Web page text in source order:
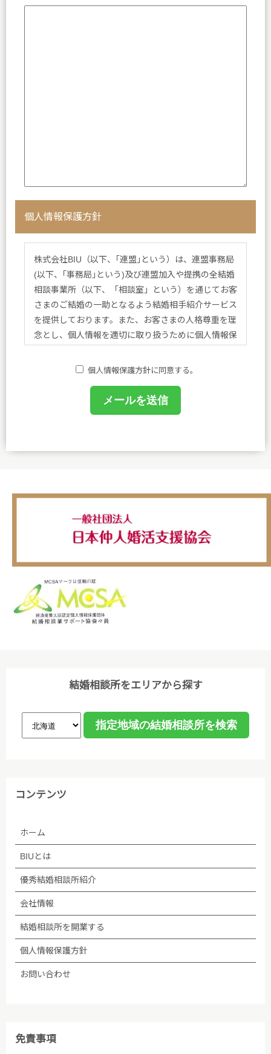
個人情報保護方針
株式会社BIU（以下、｢連盟｣という）は、連盟事務局
(以下、｢事務局｣という)及び連盟加入や提携の全結婚
相談事業所（以下、「相談室」という）を通じてお客
さまのご結婚の一助となるよう結婚相手紹介サービス
を提供しております。また、お客さまの人格尊重を理
念とし、個人情報を適切に取り扱うために個人情報保
する法令その他規範を遵守し、皆さまに安心と喜びを
(1)個人情報保護に関する規程を策定し、事務局及び
利用目的を明確にし、目的外利用を行わないための措
置を講じ、その利用目的の達成に必要な範囲で利用し
(3)個人情報保護に関する諸法令､国が定める指針､そ
(4)ご本人から取得した個人情報について、データ入
力やデータベース作成などのために、委託先のサーバ
ます。なお、委託が予定される場合、あらかじめホー
(5)法令等に基づく場合を除き、ご本人の同意なく第
い、継続的に改善します。
TEL：03-5348-3501
2005年04月01日制定
2009年06月01日改訂
2009年07月02日改訂
個人情報保護方針に同意する。
結婚相談所をエリアから探す
コンテンツ
ホーム
BIUとは
優秀結婚相談所紹介
会社情報
結婚相談所を開業する
個人情報保護方針
お問い合わせ
免責事項